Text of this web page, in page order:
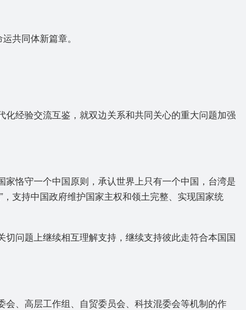
共同体新篇章。
经验交流互鉴，就双边关系和共同关心的重大问题加强
恪守一个中国原则，承认世界上只有一个中国，台湾是
支持中国政府维护国家主权和领土完整、实现国家统
问题上继续相互理解支持，继续支持彼此走符合本国国
、高层工作组、自贸委员会、科技混委会等机制的作